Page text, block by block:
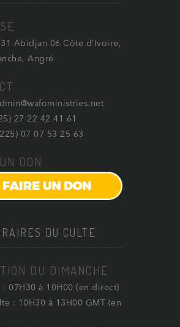
Abidjan 06 Côte d’Ivoire,
Angré
27 22 42 41 61
07 07 53 25 63
DON
DU CULTE
DU DIMANCHE
: 07H30 à 10H00 (en direct)
: 10H30 à 13H00 GMT (en